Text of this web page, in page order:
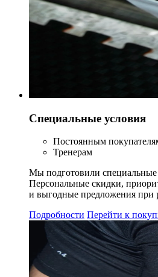
Специальные условия
Постоянным
Тренерам
Мы подготовили специальные
Персональные скидки,
и выгодные предложения при
Подробности Перейти к